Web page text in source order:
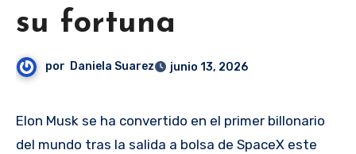
su fortuna
por Daniela Suarez junio 13, 2026
Elon Musk se ha convertido en el primer billonario
del mundo tras la salida a bolsa de SpaceX este